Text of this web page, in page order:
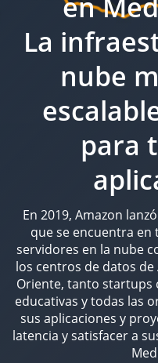
La
nube
para
En 2019, Amazon
que se encuentra en
servidores en la nube
los centros de datos
Oriente, tanto startups
educativas y todas las
sus aplicaciones y
latencia y satisfacer a